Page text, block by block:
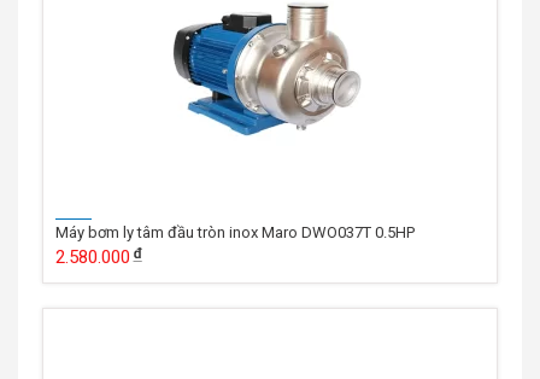
Máy bơm ly tâm đầu tròn inox Maro DWO037T 0.5HP
2.580.000